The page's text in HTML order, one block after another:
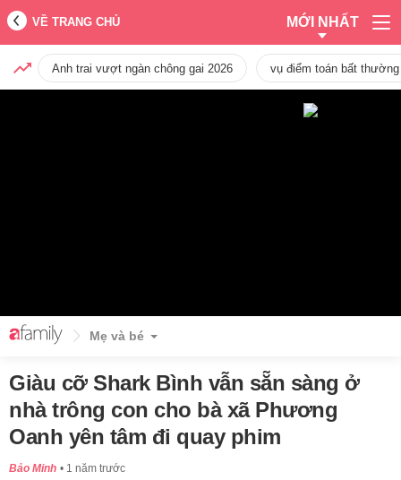
VỀ TRANG CHỦ MỚI NHẤT
Anh trai vượt ngàn chông gai 2026 vụ điểm toán bất
Mẹ và bé
Giàu cỡ Shark Bình vẫn sẵn sàng ở
nhà trông con cho bà xã Phương
Oanh yên tâm đi quay phim
Bảo Minh 1 năm trước